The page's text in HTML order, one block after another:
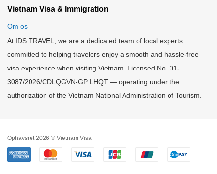
Vietnam Visa & Immigration
Om os
At IDS TRAVEL, we are a dedicated team of local experts
committed to helping travelers enjoy a smooth and hassle-free
visa experience when visiting Vietnam. Licensed No. 01-
3087/2026/CDLQGVN-GP LHQT — operating under the
authorization of the Vietnam National Administration of Tourism.
Ophavsret 2026 © Vietnam Visa